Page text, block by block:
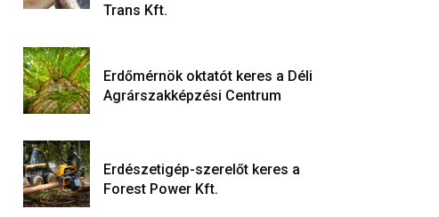
Trans Kft.
Erdőmérnök oktatót keres a Déli
Agrárszakképzési Centrum
Erdészetigép-szerelőt keres a
Forest Power Kft.